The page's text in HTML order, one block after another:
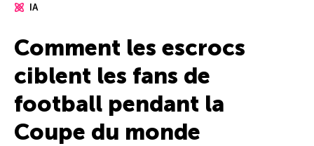
IA
Comment les escrocs
ciblent les fans de
football pendant la
Coupe du monde